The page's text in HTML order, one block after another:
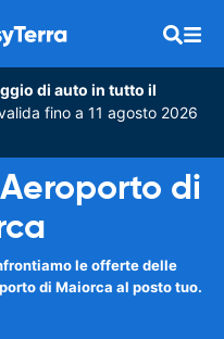
di auto in tutto il
fino a 11 agosto 2026
di
le offerte delle
di Maiorca al posto tuo.